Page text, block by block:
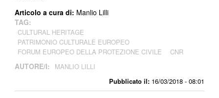
Pubblicato il: 16/03/2018 - 08:01
Articolo a cura di: Manlio Lilli
TAG:
CULTURAL HERITAGE
PATRIMONIO CULTURALE EUROPEO
FORUM EUROPEO DELLA PROTEZIONE CIVILE
CNR
AUTORE/I: MANLIO LILLI